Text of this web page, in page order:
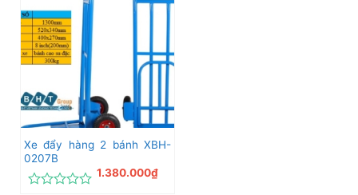
0
5
sao
Xe đẩy hàng 2 bánh XBH-
0207B
1.380.000₫